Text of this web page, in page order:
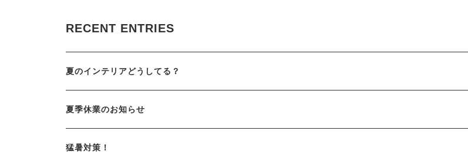
RECENT ENTRIES
夏のインテリアどうしてる？
夏季休業のお知らせ
猛暑対策！